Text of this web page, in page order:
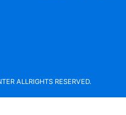
ALLRIGHTS RESERVED.